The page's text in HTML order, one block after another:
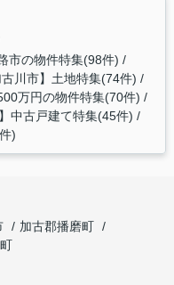
市の物件特集(98件)
川市】土地特集(74件)
万円の物件特集(70件)
中古戸建て特集(45件)
)
加古郡播磨町